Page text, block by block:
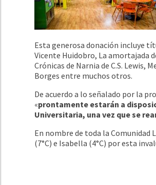
Esta generosa donación incluye
Vicente Huidobro, La amortajada
Crónicas de Narnia de C.S. Lewis,
Borges entre muchos otros.
De acuerdo a lo señalado por la
«prontamente estarán a
Universitaria, una vez que se
En nombre de toda la Comunidad
(7°C) e Isabella (4°C) por esta